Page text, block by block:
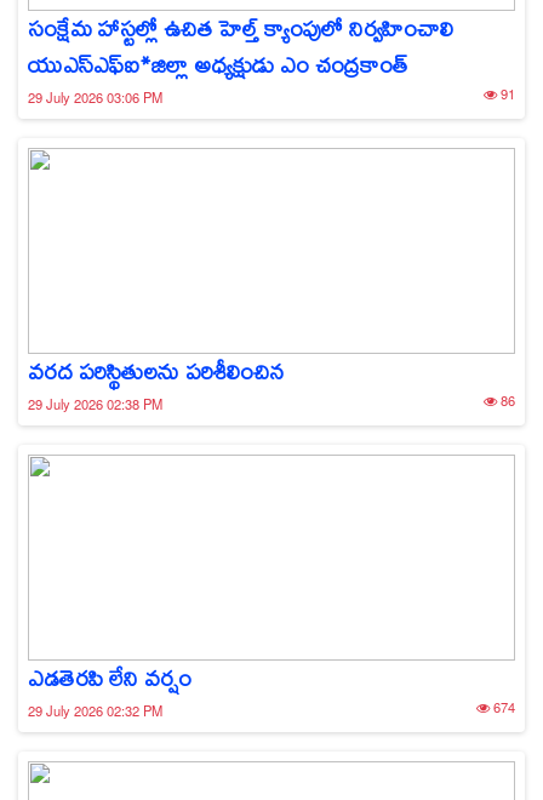
సంక్షేమ హాస్టల్లో ఉచిత హెల్త్ క్యాంపులో నిర్వహించాలి
యుఎస్ఎఫ్ఐ*జిల్లా అధ్యక్షుడు ఎం చంద్రకాంత్
29 July 2026 03:06 PM 91
వరద పరిస్థితులను పరిశీలించిన
29 July 2026 02:38 PM 86
ఎడతెరపి లేని వర్షం
29 July 2026 02:32 PM 674